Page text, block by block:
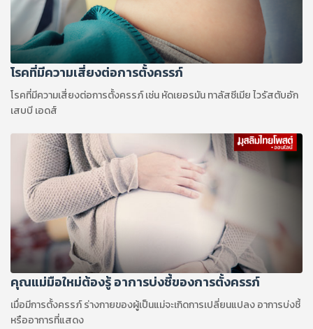
โรคที่มีความเสี่ยงต่อการตั้งครรภ์
โรคที่มีความเสี่ยงต่อการตั้งครรภ์ เช่น หัดเยอรมัน ทาลัสซีเมีย ไวรัสตับอัก
เสบบี เอดส์
คุณแม่มือใหม่ต้องรู้ อาการบ่งชี้ของการตั้งครรภ์
เมื่อมีการตั้งครรภ์ ร่างกายของผู้เป็นแม่จะเกิดการเปลี่ยนแปลง อาการบ่งชี้
หรืออาการที่แสดง